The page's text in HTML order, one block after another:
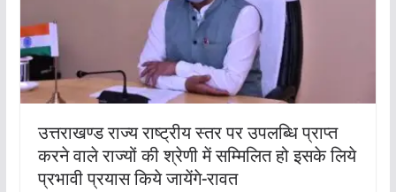
उत्तराखण्ड राज्य राष्ट्रीय स्तर पर उपलब्धि प्राप्त
करने वाले राज्यों की श्रेणी में सम्मिलित हो इसके लिये
प्रभावी प्रयास किये जायेंगे-रावत